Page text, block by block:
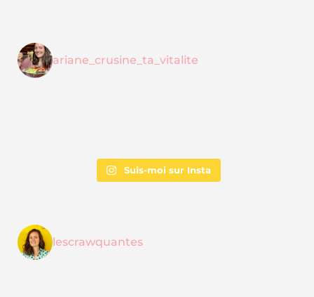
ariane_crusine_ta_vitalite
Suis-moi sur Insta
lescrawquantes